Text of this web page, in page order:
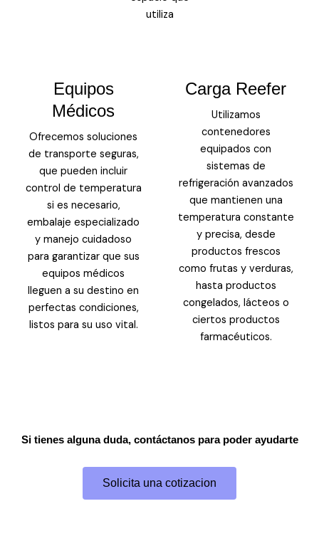
utiliza
Equipos
Médicos
Ofrecemos soluciones
de transporte seguras,
que pueden incluir
control de temperatura
si es necesario,
embalaje especializado
y manejo cuidadoso
para garantizar que sus
equipos médicos
lleguen a su destino en
perfectas condiciones,
listos para su uso vital.
Carga Reefer
Utilizamos
contenedores
equipados con
sistemas de
refrigeración avanzados
que mantienen una
temperatura constante
y precisa, desde
productos frescos
como frutas y verduras,
hasta productos
congelados, lácteos o
ciertos productos
farmacéuticos.
Si tienes alguna duda, contáctanos para poder ayudarte
Solicita una cotizacion